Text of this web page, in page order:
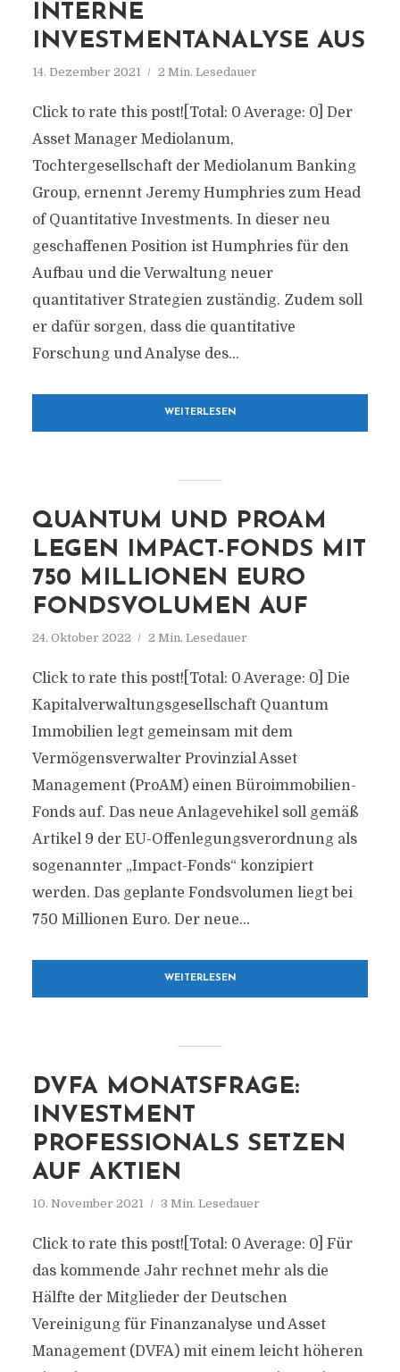
INTERNE
INVESTMENTANALYSE AUS
14. Dezember 2021 2 Min. Lesedauer
Click to rate this post![Total: 0 Average: 0] Der
Asset Manager Mediolanum,
Tochtergesellschaft der Mediolanum Banking
Group, ernennt Jeremy Humphries zum Head
of Quantitative Investments. In dieser neu
geschaffenen Position ist Humphries für den
Aufbau und die Verwaltung neuer
quantitativer Strategien zuständig. Zudem soll
er dafür sorgen, dass die quantitative
Forschung und Analyse des...
WEITERLESEN
QUANTUM UND PROAM
LEGEN IMPACT-FONDS MIT
750 MILLIONEN EURO
FONDSVOLUMEN AUF
24. Oktober 2022 2 Min. Lesedauer
Click to rate this post![Total: 0 Average: 0] Die
Kapitalverwaltungsgesellschaft Quantum
Immobilien legt gemeinsam mit dem
Vermögensverwalter Provinzial Asset
Management (ProAM) einen Büroimmobilien-
Fonds auf. Das neue Anlagevehikel soll gemäß
Artikel 9 der EU-Offenlegungsverordnung als
sogenannter „Impact-Fonds“ konzipiert
werden. Das geplante Fondsvolumen liegt bei
750 Millionen Euro. Der neue...
WEITERLESEN
DVFA MONATSFRAGE:
INVESTMENT
PROFESSIONALS SETZEN
AUF AKTIEN
10. November 2021 3 Min. Lesedauer
Click to rate this post![Total: 0 Average: 0] Für
das kommende Jahr rechnet mehr als die
Hälfte der Mitglieder der Deutschen
Vereinigung für Finanzanalyse und Asset
Management (DVFA) mit einem leicht höheren